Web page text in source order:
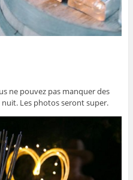
ne pouvez pas manquer des
nuit. Les photos seront super.